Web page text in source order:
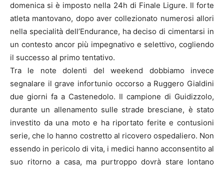
domenica si è imposto nella 24h di Finale Ligure. Il forte
atleta mantovano, dopo aver collezionato numerosi allori
nella specialità dell’Endurance, ha deciso di cimentarsi in
un contesto ancor più impegnativo e selettivo, cogliendo
il successo al primo tentativo.
Tra le note dolenti del weekend dobbiamo invece
segnalare il grave infortunio occorso a Ruggero Gialdini
due giorni fa a Castenedolo. Il campione di Guidizzolo,
durante un allenamento sulle strade bresciane, è stato
investito da una moto e ha riportato ferite e contusioni
serie, che lo hanno costretto al ricovero ospedaliero. Non
essendo in pericolo di vita, i medici hanno acconsentito al
suo ritorno a casa, ma purtroppo dovrà stare lontano